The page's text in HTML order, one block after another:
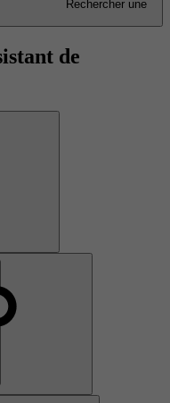
Rechercher une
de